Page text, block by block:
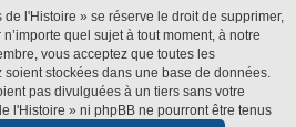
l'Histoire » se réserve le droit de supprimer,
quel sujet à tout moment, à notre
vous acceptez que toutes les
stockées dans une base de données.
pas divulguées à un tiers sans votre
l'Histoire » ni phpBB ne pourront être tenus